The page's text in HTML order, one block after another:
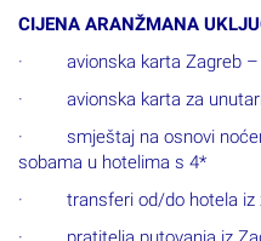
CIJENA ARANŽMANA
· avionska karta Zagreb –
· avionska karta za
· smještaj na osnovi
sobama u hotelima s 4*
· transferi od/do hotela iz